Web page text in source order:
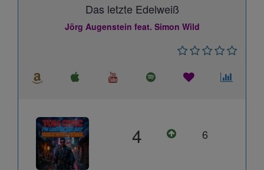
Das letzte Edelweiß
Jörg Augenstein feat. Simon Wild
4 6